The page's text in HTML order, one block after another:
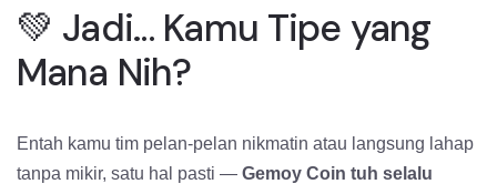
💚 Jadi… Kamu Tipe yang
Mana Nih?
Entah kamu tim pelan-pelan nikmatin atau langsung lahap
tanpa mikir, satu hal pasti — Gemoy Coin tuh selalu